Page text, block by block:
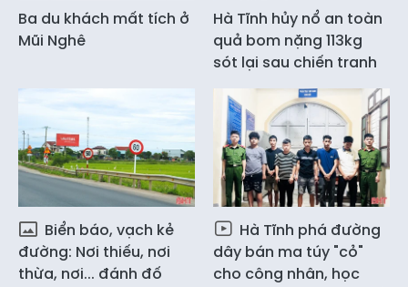
Ba du khách mất tích ở
Mũi Nghê
Hà Tĩnh hủy nổ an toàn
quả bom nặng 113kg
sót lại sau chiến tranh
Biển báo, vạch kẻ
đường: Nơi thiếu, nơi
thừa, nơi... đánh đố
Hà Tĩnh phá đường
dây bán ma túy "cỏ"
cho công nhân, học